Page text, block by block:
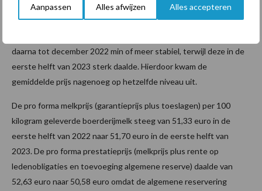
Aanpassen Alles afwijzen Alles accepteren
uit per 100 kilogram geleverde boerderijmelk dan in dezelfde
periode vorig jaar: 49,96 euro tegenover 49,39 euro. De
daarna tot december 2022 min of meer stabiel, terwijl deze in de
eerste helft van 2023 sterk daalde. Hierdoor kwam de
gemiddelde prijs nagenoeg op hetzelfde niveau uit.
De pro forma melkprijs (garantieprijs plus toeslagen) per 100
kilogram geleverde boerderijmelk steeg van 51,33 euro in de
eerste helft van 2022 naar 51,70 euro in de eerste helft van
2023. De pro forma prestatieprijs (melkprijs plus rente op
ledenobligaties en toevoeging algemene reserve) daalde van
52,63 euro naar 50,58 euro omdat de algemene reservering